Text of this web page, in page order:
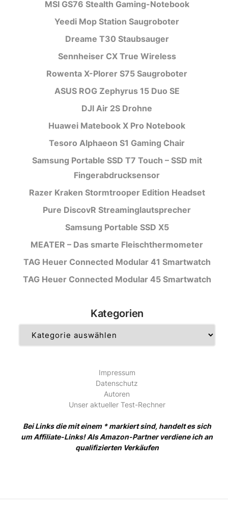
MSI GS76 Stealth Gaming-Notebook
Yeedi Mop Station Saugroboter
Dreame T30 Staubsauger
Sennheiser CX True Wireless
Rowenta X-Plorer S75 Saugroboter
ASUS ROG Zephyrus 15 Duo SE
DJI Air 2S Drohne
Huawei Matebook X Pro Notebook
Tesoro Alphaeon S1 Gaming Chair
Samsung Portable SSD T7 Touch – SSD mit
Fingerabdrucksensor
Razer Kraken Stormtrooper Edition Headset
Pure DiscovR Streaminglautsprecher
Samsung Portable SSD X5
MEATER – Das smarte Fleischthermometer
TAG Heuer Connected Modular 41 Smartwatch
TAG Heuer Connected Modular 45 Smartwatch
Kategorien
Impressum
Datenschutz
Autoren
Unser aktueller Test-Rechner
Bei Links die mit einem * markiert sind, handelt es sich
um Affiliate-Links! Als Amazon-Partner verdiene ich an
qualifizierten Verkäufen